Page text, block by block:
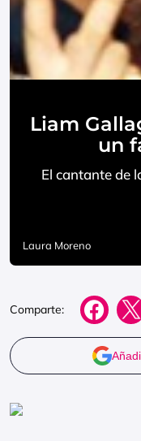
Liam
un
El cantante de
Laura Moreno
Comparte: